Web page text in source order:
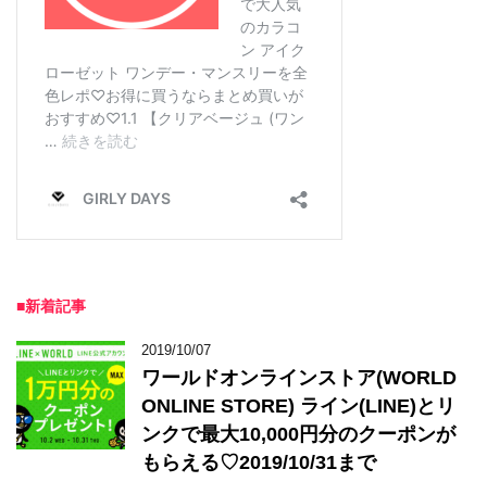
■新着記事
2019/10/07
ワールドオンラインストア(WORLD
ONLINE STORE) ライン(LINE)とリ
ンクで最大10,000円分のクーポンが
もらえる♡2019/10/31まで